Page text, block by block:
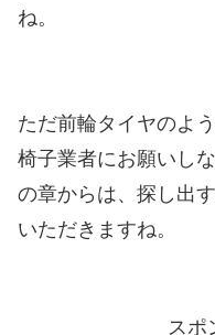
ね。
ただ前輪タイヤのよ
椅子業者にお願いし
の章からは、探し出
いただきますね。
スポ